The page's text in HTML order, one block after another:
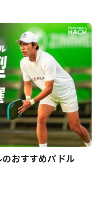
のおすすめパドル